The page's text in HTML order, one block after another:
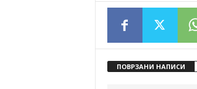
ПОВРЗАНИ НАПИСИ